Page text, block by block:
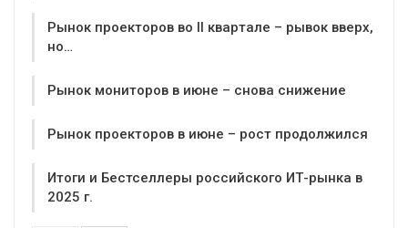
Рынок проекторов во II квартале – рывок вверх,
но…
Рынок мониторов в июне – снова снижение
Рынок проекторов в июне – рост продолжился
Итоги и Бестселлеры российского ИТ-рынка в
2025 г.